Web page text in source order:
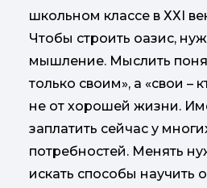
школьном классе в ХХІ
Чтобы строить оазис,
мышление. Мыслить
только своим», а «свои –
не от хорошей жизни.
заплатить сейчас у
потребностей. Менять
искать способы научить